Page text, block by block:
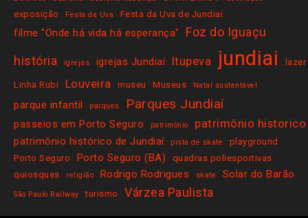
exposição Festa da Uva Festa da Uva de Jundiaí
filme "Onde há vida há esperança"
Foz do Iguaçu
história
igrejas igrejas Jundiaí Itupeva jundiai lazer
Linha Rubi Louveira museu Museus Natal sustentável
parque infantil parques Parques Jundiaí
passeios em Porto Seguro patrimônio patrimônio historico
patrimônio histórico de Jundiaí pista de skate
playground
Porto Seguro
Porto Seguro (BA)
quadras poliesportivas
quiosques
religião Rodrigo Rodrigues skate Solar do Barão
São Paulo Railway turismo Várzea Paulista